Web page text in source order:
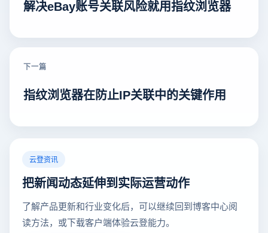
解决eBay账号关联风险就用指纹浏览器
下一篇
指纹浏览器在防止IP关联中的关键作用
云登资讯
把新闻动态延伸到实际运营动作
了解产品更新和行业变化后，可以继续回到博客中心阅
读方法，或下载客户端体验云登能力。